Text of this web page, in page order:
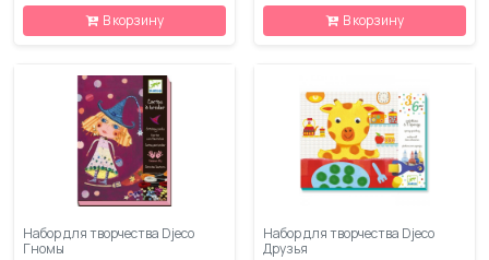
В корзину В корзину
Набор для творчества Djeco
Гномы
Набор для творчества Djeco
Друзья